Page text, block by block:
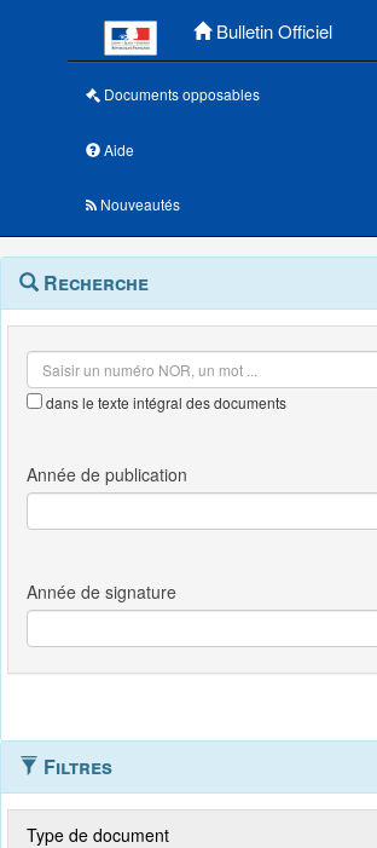
Bulletin Officiel
Documents opposables
Aide
Nouveautés
Navigation
outils
Menu
contextuel
Recherche
dans le texte intégral des documents
Filtres
Type de document